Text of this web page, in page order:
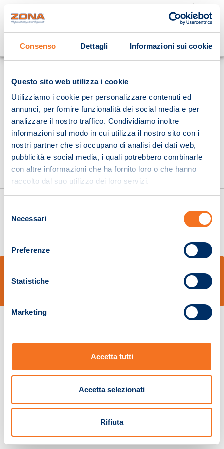
Consenso Dettagli Informazioni sui cookie
Questo sito web utilizza i cookie
Utilizziamo i cookie per personalizzare contenuti ed
annunci, per fornire funzionalità dei social media e per
analizzare il nostro traffico. Condividiamo inoltre
informazioni sul modo in cui utilizza il nostro sito con i
nostri partner che si occupano di analisi dei dati web,
pubblicità e social media, i quali potrebbero combinarle
con altre informazioni che ha fornito loro o che hanno
raccolto dal suo utilizzo dei loro servizi.
delNecessari
Preferenze
Statistiche
Marketing
Accetta tutti
Accetta selezionati
Rifiuta
Cosa stai cercando?
Pistoia 01680210505 – R.E.A. n.155974 - Cap.Soc. € 2.000.000,00 i.v. La
Società adotta il Codice Etico D.lgs. 231/01